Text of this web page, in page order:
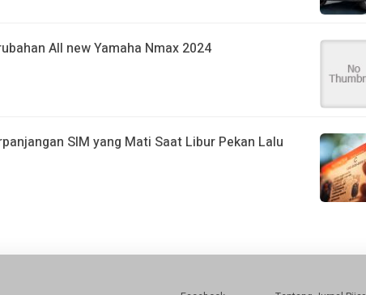
All new Yamaha Nmax 2024
SIM yang Mati Saat Libur Pekan Lalu